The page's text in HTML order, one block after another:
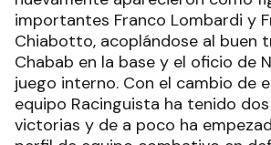
importantes Franco Lombardi y
Chiabotto, acoplándose al buen
Chabab en la base y el oficio de
juego interno. Con el cambio de
equipo Racinguista ha tenido
victorias y de a poco ha